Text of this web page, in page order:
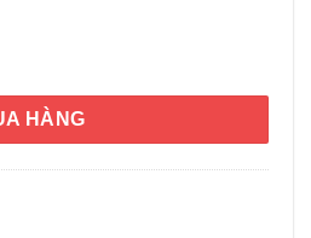
Organic Protein & Superfoods
HÀNG